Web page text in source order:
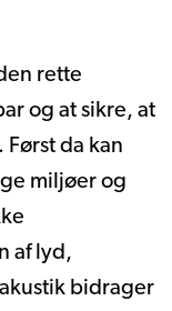
rette
og at sikre, at
da kan
miljøer og
af lyd,
bidrager